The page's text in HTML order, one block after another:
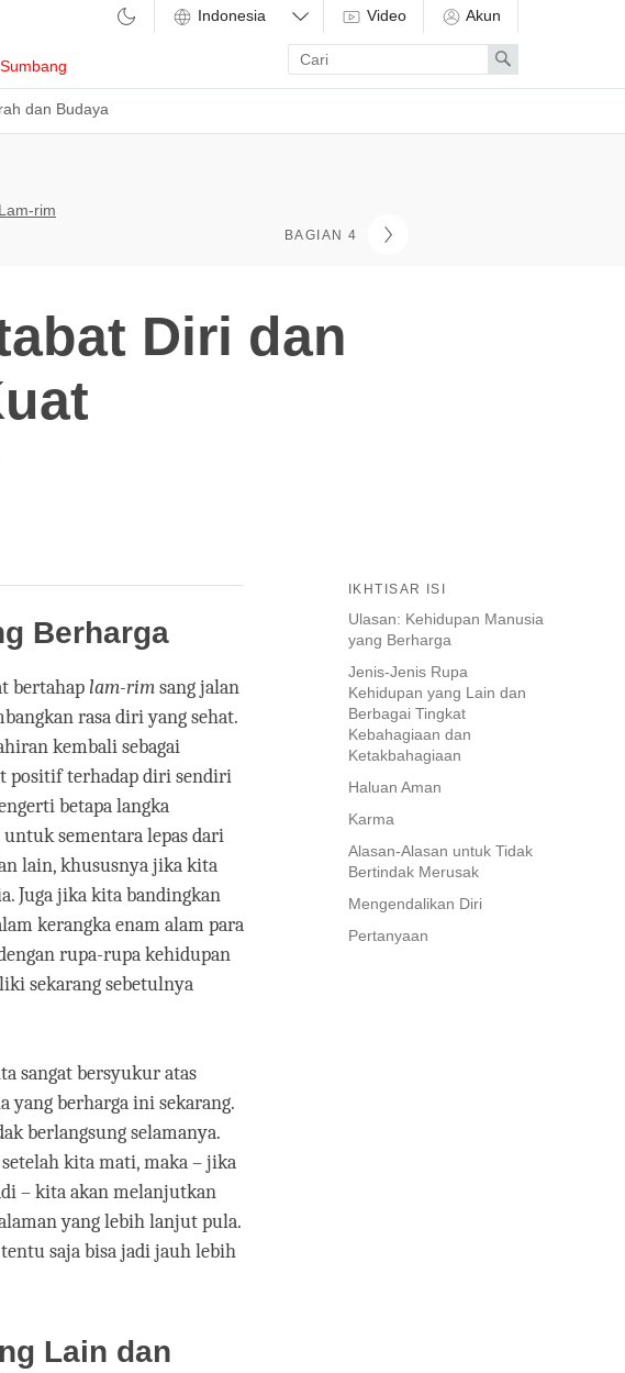
dan Budaya
Sumbang
Video Akun
Enter
search
term
Search
rim
BAGIAN 4
Diri dan
IKHTISAR ISI
Ulasan: Kehidupan Manusia
yang Berharga
Jenis-Jenis Rupa
Kehidupan yang Lain dan
Berbagai Tingkat
Kebahagiaan dan
Ketakbahagiaan
Haluan Aman
Karma
Alasan-Alasan untuk Tidak
Bertindak Merusak
Mengendalikan Diri
Pertanyaan
Berharga
bertahap lam-rimsang jalan
rasa diri yang sehat.
kembali sebagai
positif terhadap diri sendiri
betapa langka
sementara lepas dari
lain, khususnya jika kita
Juga jika kita bandingkan
kerangka enam alam para
rupa-rupa kehidupan
sekarang sebetulnya
sangat bersyukur atas
yang berharga ini sekarang.
berlangsung selamanya.
kita mati, maka – jika
– kita akan melanjutkan
yang lebih lanjut pula.
saja bisa jadi jauh lebih
Lain dan